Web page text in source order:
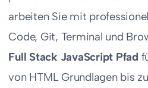
arbeiten Sie mit
Code, Git, Terminal und
Full Stack JavaScript Pfad
von HTML Grundlagen bis